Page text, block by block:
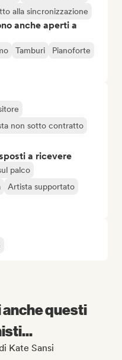
alla sincronizzazione
anche aperti a
Tamburi
Pianoforte
non sotto contratto
a ricevere
palco
Artista supportato
questi
Kate Sansi